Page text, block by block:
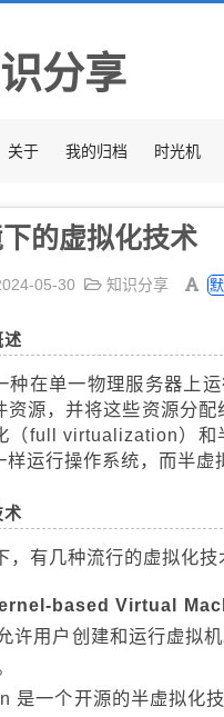
分享
关于 我的归档 时光机
的虚拟化技术
05-30 知识分享
种在单一物理服务器上
资源，并将这些资源分
（full virtualization）
运行操作系统，而半虚
有几种流行的虚拟化技
based Virtual
许用户创建和运行虚拟
是一个开源的半虚拟化